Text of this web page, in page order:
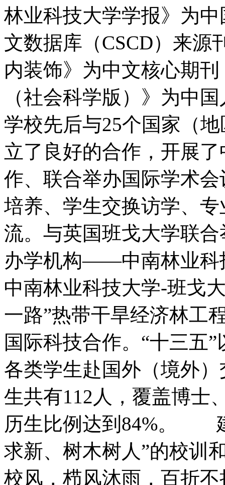
林业科技大学学报》为
文数据库（CSCD）来源
内装饰》为中文核心期
（社会科学版）》为
学校先后与25个国家（
立了良好的合作，开展
作、联合举办国际学术
培养、学生交换访学、
流。与英国班戈大学联
办学机构——中南林业科
中南林业科技大学-班戈
一路”热带干旱经济林工
国际科技合作。“十三五
各类学生赴国外（境外
生共有112人，覆盖博士
历生比例达到84%。
求新、树木树人”的校训
校风，栉风沐雨，百折